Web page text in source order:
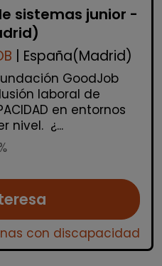
sistemas junior -
| España(Madrid)
GoodJob
laboral de
en entornos
nivel. ¿...
con discapacidad